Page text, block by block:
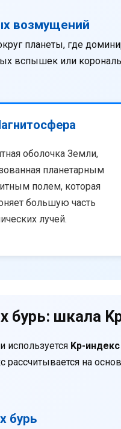
возмущений
планеты, где
вспышек или
оболочка Земли,
планетарным
полем, которая
большую часть
лучей.
бурь: шкала
используется Kp-индекс
рассчитывается на
бурь